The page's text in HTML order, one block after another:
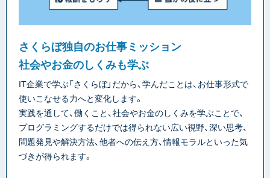
さくらぼ独自のお仕事ミッション
社会やお金のしくみも学ぶ
IT企業で学ぶ「さくらぼ」だから、学んだことは、お仕事形式で
使いこなせる力へと変化します。
実践を通して、働くこと、社会やお金のしくみを学ぶことで、
プログラミングするだけでは得られない広い視野、深い思考、
問題発見や解決方法、他者への伝え方、情報モラルといった気
づきが得られます。